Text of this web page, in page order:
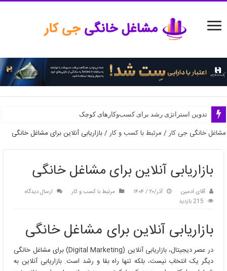
تدوین استراتژی رشد برای کسب‌وکارهای کوچک
مدیریت منابع انسانی در استارتاپ‌ها
مشاغل خانگی جی کار/ مرتبط با کسب و کار/بازاریابی آنلاین برای مشاغل خانگی
بازاریابی آنلاین برای مشاغل خانگی
آقای ادمین آذر/۲۰ / ۱۴۰۴ مرتبط با کسب و کار
ارسال دیدگاه
215 بازدید
بازاریابی آنلاین برای مشاغل خانگی
در عصر دیجیتال، بازاریابی آنلاین (Digital Marketing) برای مشاغل خانگی
دیگر یک انتخاب نیست، بلکه تنها راه بقا و رشد است. بازاریابی آنلاین به